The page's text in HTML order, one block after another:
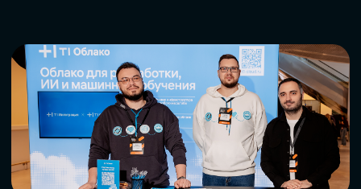
СТАТЬ ПАРТНЕРОМ
СКАЧАТЬ ПРОГРАММУ
СТАТЬ СПИКЕРОМ
СТАТЬ УЧАСТНИКОМ